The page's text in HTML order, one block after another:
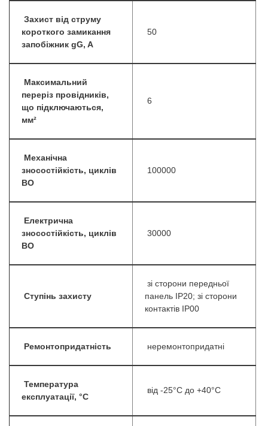
Захист від струму
короткого замикання
запобіжник gG, A
50
Максимальний
переріз провідників,
що підключаються,
мм²
6
Механічна
зносостійкість, циклів
ВО
100000
Електрична
зносостійкість, циклів
ВО
30000
Ступінь захисту
зі сторони передньої
панель IP20; зі сторони
контактів IP00
Ремонтопридатність неремонтопридатні
Температура
експлуатації, °С
від -25°C до +40°C